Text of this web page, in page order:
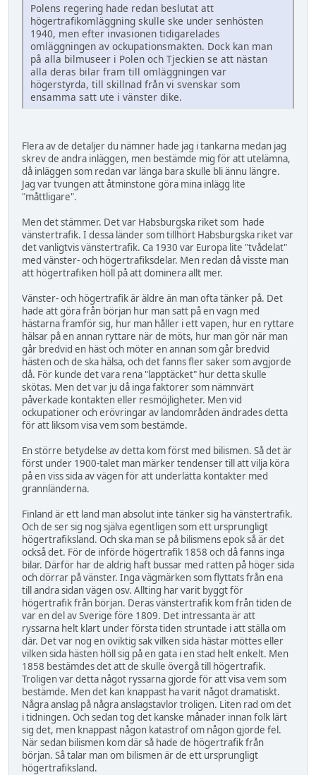
Polens regering hade redan beslutat att
högertrafikomläggning skulle ske under senhösten
1940, men efter invasionen tidigarelades
omläggningen av ockupationsmakten. Dock kan man
på alla bilmuseer i Polen och Tjeckien se att nästan
alla deras bilar fram till omläggningen var
högerstyrda, till skillnad från vi svenskar som
ensamma satt ute i vänster dike.
Flera av de detaljer du nämner hade jag i tankarna medan jag
skrev de andra inläggen, men bestämde mig för att utelämna,
då inläggen som redan var länga bara skulle bli ännu längre.
Jag var tvungen att åtminstone göra mina inlägg lite
"måttligare".
Men det stämmer. Det var Habsburgska riket som hade
vänstertrafik. I dessa länder som tillhört Habsburgska riket var
det vanligtvis vänstertrafik. Ca 1930 var Europa lite "tvådelat"
med vänster- och högertrafiksdelar. Men redan då visste man
att högertrafiken höll på att dominera allt mer.
Vänster- och högertrafik är äldre än man ofta tänker på. Det
hade att göra från början hur man satt på en vagn med
hästarna framför sig, hur man håller i ett vapen, hur en ryttare
hälsar på en annan ryttare när de möts, hur man gör när man
går bredvid en häst och möter en annan som går bredvid
hästen och de ska hälsa, och det fanns fler saker som avgjorde
då. För kunde det vara rena "lapptäcket" hur detta skulle
skötas. Men det var ju då inga faktorer som nämnvärt
påverkade kontakten eller resmöjligheter. Men vid
ockupationer och erövringar av landområden ändrades detta
för att liksom visa vem som bestämde.
En större betydelse av detta kom först med bilismen. Så det är
först under 1900-talet man märker tendenser till att vilja köra
på en viss sida av vägen för att underlätta kontakter med
grannländerna.
Finland är ett land man absolut inte tänker sig ha vänstertrafik.
Och de ser sig nog själva egentligen som ett ursprungligt
högertrafiksland. Och ska man se på bilismens epok så är det
också det. För de införde högertrafik 1858 och då fanns inga
bilar. Därför har de aldrig haft bussar med ratten på höger sida
och dörrar på vänster. Inga vägmärken som flyttats från ena
till andra sidan vägen osv. Allting har varit byggt för
högertrafik från början. Deras vänstertrafik kom från tiden de
var en del av Sverige före 1809. Det intressanta är att
ryssarna helt klart under första tiden struntade i att ställa om
där. Det var nog en oviktig sak vilken sida hästar möttes eller
vilken sida hästen höll sig på en gata i en stad helt enkelt. Men
1858 bestämdes det att de skulle övergå till högertrafik.
Troligen var detta något ryssarna gjorde för att visa vem som
bestämde. Men det kan knappast ha varit något dramatiskt.
Några anslag på några anslagstavlor troligen. Liten rad om det
i tidningen. Och sedan tog det kanske månader innan folk lärt
sig det, men knappast någon katastrof om någon gjorde fel.
När sedan bilismen kom där så hade de högertrafik från
början. Så talar man om bilismen är de ett ursprungligt
högertrafiksland.